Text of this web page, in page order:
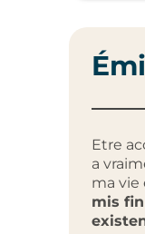
Etre
a
ma vie
mis